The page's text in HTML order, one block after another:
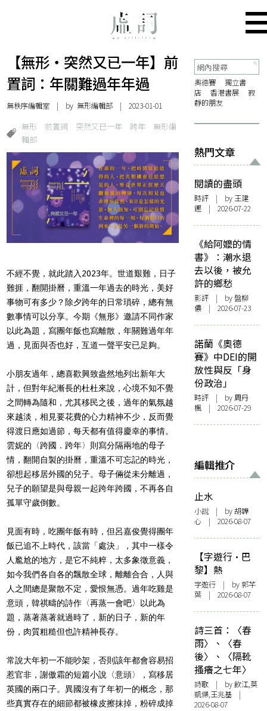
【無形・突然又已一年】前
置詞：年關難過年年過
無秩序編輯室 | by 無形編輯部 | 2023-01-01
無形 前置詞 突然又已一年 跨年
無形編
輯部
不經不覺，就此踏入2023年。世道艱難，日子
難捱，翻開掛曆，重溫一年過去的時光，美好
事物可有多少？除夕跨年的日常瑣碎，總有無
數事情可以分享。今期《無形》邀請不同作家
以此為題，寫團年飯也寫離散，年關難過年年
過，見面與否也好，互道一聲平安已足夠。
小朋友過年，總喜歡興致盎然地列出新年大
計，但對年紀漸長的杜杜來說，心境不知不覺
之間轉為隨和，尤其移民之後，過年的氣氛越
來越淡，相見要花費的心力精神不少，反而覺
得渡日應如過節，每天都有值得慶幸的事情。
雲妮的〈跨國．跨年〉則寫分隔兩地的母子
情，翻開自製的掛曆，重溫不可忘記的時光，
卻想起移居外國的兒子。母子倆從未分離過，
兒子的願望是與母親一起跨年跨國，不再各自
孤單守歲倒數。
見面有時，吃團年飯有時，但呂嘉俊覺得團年
飯已追不上時代，該當「處決」，其中一樣令
人尷尬的地方，是它不純粹，太多象徵意義，
如今我們各自各的飄散全球，離離合合，人與
人之間總是聚散不定，愛恨無憑。過年吃雞是
意頭，韓祺疇的詩作〈再蒸一會吧〉以此為
題，蒸著蒸著就過時了，新的日子，新的年
份，肉質粗糙但也許精神長存。
常說大年初一不能吵架，否則該年都會容易招
惹官非，謝傲霜的短篇小說〈意頭〉，寫移居
英國的兩口子。異國沒有了年初一的概念，那
些真實存在的細節都被橡皮擦抹掉，粉碎成掉
奧德賽
獨立書
店
香港書展
寂
靜的朋友
熱門文章
閱讀的盡頭
時評 | by 王建
鏗 | 2026-07-22
《給阿嬤的情
書》：潮水退
去以後，被允
許的鄉愁
影評 | by 盤柳
儂 | 2026-07-23
諾蘭《奧德
賽》中DEI的開
放性與反「身
份政治」
時評 | by周丹
楓 | 2026-07-29
編輯推介
止水
小說 | by 胡韡
心 | 2026-08-07
【字遊行·巴
黎】熱
字遊行 | by 郭芊
葉 | 2026-08-07
詩三首：〈春
雨〉、〈春
後〉、〈隔靴
搔癢之七年〉
詩歌 | by 飲江,莫
凱傑,王兆基 |
2026-08-07